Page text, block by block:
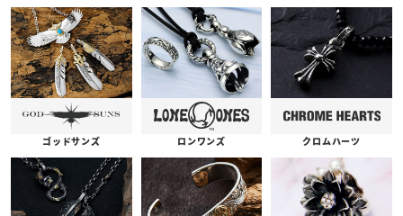
ゴッドサンズ ロンワンズ クロムハーツ